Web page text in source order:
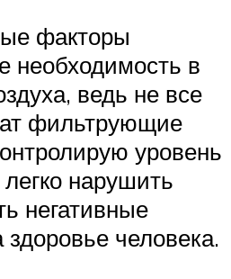
факторы
необходимость в
ведь не все
фильтрующие
уровень
нарушить
негативные
человека.